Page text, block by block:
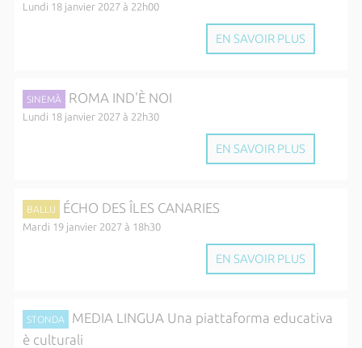
Lundi 18 janvier 2027 à 22h00
EN SAVOIR PLUS
SINEMÀ ROMA IND'È NOI
Lundi 18 janvier 2027 à 22h30
EN SAVOIR PLUS
BALLU ÉCHO DES ÎLES CANARIES
Mardi 19 janvier 2027 à 18h30
EN SAVOIR PLUS
STONDA
MEDIA LINGUA Una piattaforma educativa
è culturali